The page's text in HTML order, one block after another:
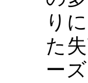
り
た
ー